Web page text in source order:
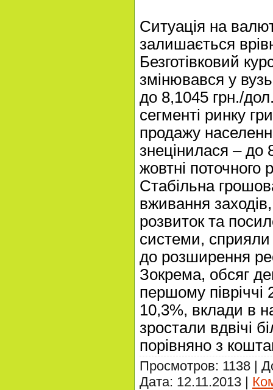
Ситуація на
залишається
Безготівковий
змінювався у
до 8,1045 грн./
сегменті ринку
продажу
знецінилася –
жовтні поточного
Стабільна
вживання
розвиток та
системи,
до розширення
Зокрема, обсяг
першому
10,3%, вклади в
зростали вдвічі
порівняно з
Просмотров: 1138 |
Дата: 12.11.2013 |